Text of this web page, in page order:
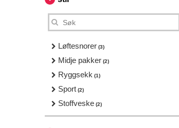
Løftesnorer (3)
Midje pakker (2)
Ryggsekk (1)
Sport (2)
Stoffveske (2)